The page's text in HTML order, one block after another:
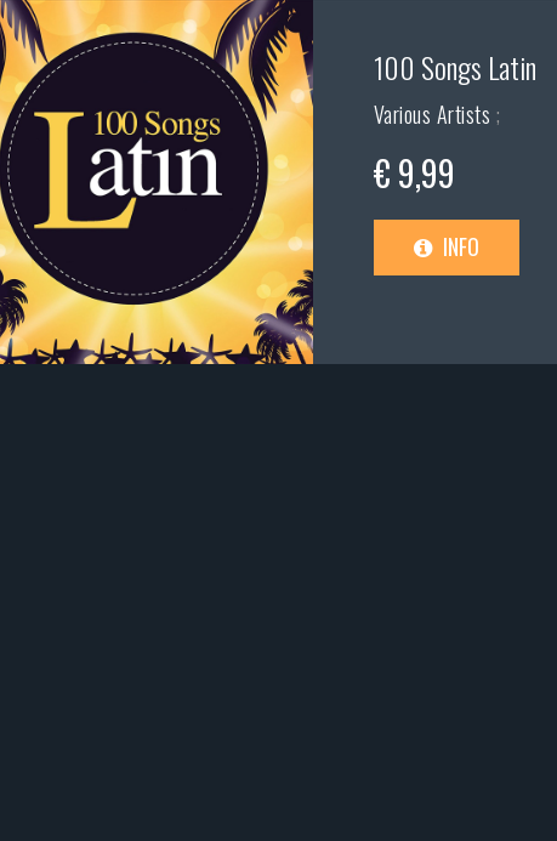
100 Songs Latin
Various Artists ;
€ 9,99
INFO